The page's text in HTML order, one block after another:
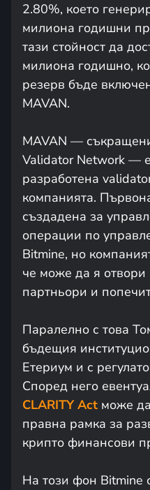
2.80%, което
милиона годишни
тази стойност да
милиона годишно,
резерв бъде
MAVAN.
MAVAN —
Validator Network —
разработена
компанията.
създадена за
операции по
Bitmine, но
че може да я отвори
партньори и
Паралелно с това
бъдещия
Етериум и с
Според него
CLARITY Act може
правна рамка за
крипто финансови
На този фон